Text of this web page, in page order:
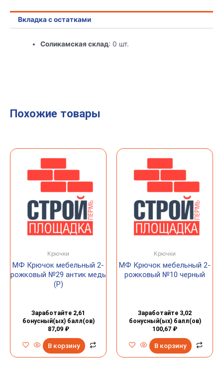
Вкладка с остатками
Соликамская склад: 0 шт.
Похожие товары
Крючки
МФ Крючок мебельный 2-
рожковый №29 антик медь
(Р)
Заработайте 2,61
бонусный(ых) балл(ов)
87,09 ₽
В корзину
Крючки
МФ Крючок мебельный 2-
рожковый №10 черный
Заработайте 3,02
бонусный(ых) балл(ов)
100,67 ₽
В корзину